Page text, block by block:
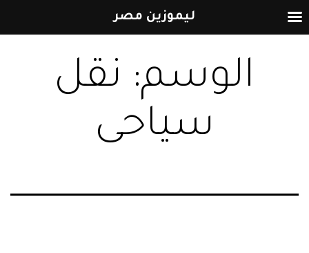
إلى
المحتوىالوسم: نقل
سياحى
ليموزين مصر